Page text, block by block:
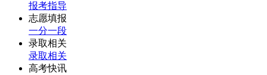
报考指导
志愿填报
一分一段
录取相关
录取相关
高考快讯